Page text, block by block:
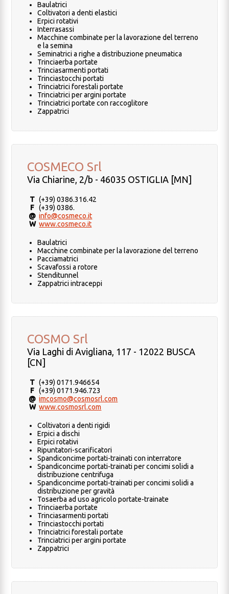
Baulatrici
Coltivatori a denti elastici
Erpici rotativi
Interrasassi
Macchine combinate per la lavorazione del terreno
e la semina
Seminatrici a righe a distribuzione pneumatica
Trinciaerba portate
Trinciasarmenti portati
Trinciastocchi portati
Trinciatrici forestali portate
Trinciatrici per argini portate
Trinciatrici portate con raccoglitore
Zappatrici
COSMECO Srl
Via Chiarine, 2/b - 46035 OSTIGLIA [MN]
T (+39) 0386.316.42
F (+39) 0386.
@ info@cosmeco.it
W www.cosmeco.it
Baulatrici
Macchine combinate per la lavorazione del terreno
Pacciamatrici
Scavafossi a rotore
Stenditunnel
Zappatrici intraceppi
COSMO Srl
Via Laghi di Avigliana, 117 - 12022 BUSCA
[CN]
T (+39) 0171.946654
F (+39) 0171.946.723
@ imcosmo@cosmosrl.com
W www.cosmosrl.com
Coltivatori a denti rigidi
Erpici a dischi
Erpici rotativi
Ripuntatori-scarificatori
Spandiconcime portati-trainati con interratore
Spandiconcime portati-trainati per concimi solidi a
distribuzione centrifuga
Spandiconcime portati-trainati per concimi solidi a
distribuzione per gravità
Tosaerba ad uso agricolo portate-trainate
Trinciaerba portate
Trinciasarmenti portati
Trinciastocchi portati
Trinciatrici forestali portate
Trinciatrici per argini portate
Zappatrici